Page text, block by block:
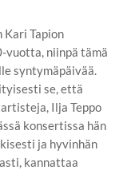
Tapion
vuotta, niinpä tämä
syntymäpäivää.
se, että
Ilja Teppo
konsertissa hän
ja hyvinhän
kannattaa